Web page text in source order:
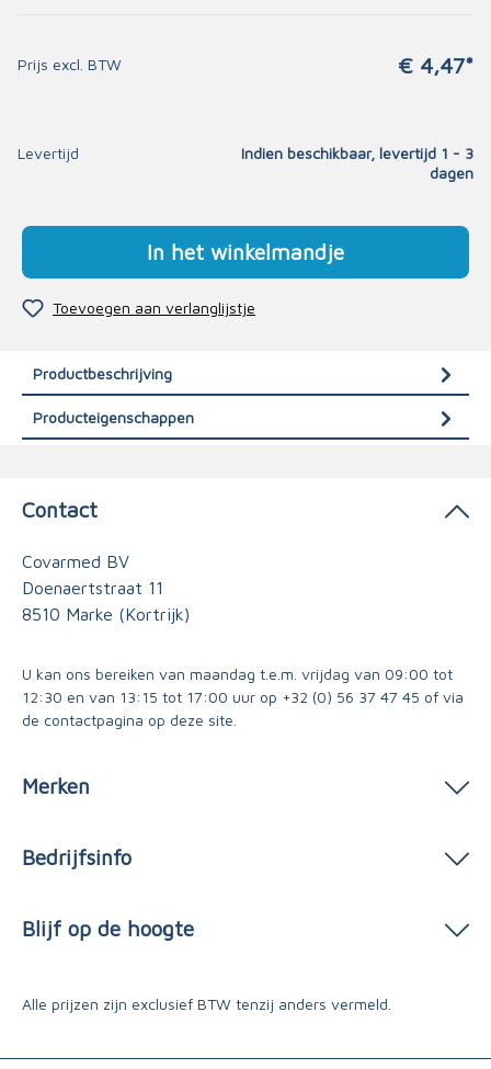
Prijs excl. BTW € 4,47*
Levertijd
Indien beschikbaar, levertijd 1 - 3
dagen
In het winkelmandje
Toevoegen aan verlanglijstje
Productbeschrijving
Producteigenschappen
Contact
Covarmed BV
Doenaertstraat 11
8510 Marke (Kortrijk)
U kan ons bereiken van maandag t.e.m. vrijdag van 09:00 tot
12:30 en van 13:15 tot 17:00 uur op +32 (0) 56 37 47 45 of via
de contactpagina op deze site.
Merken
Bedrijfsinfo
Blijf op de hoogte
Alle prijzen zijn exclusief BTW tenzij anders vermeld.